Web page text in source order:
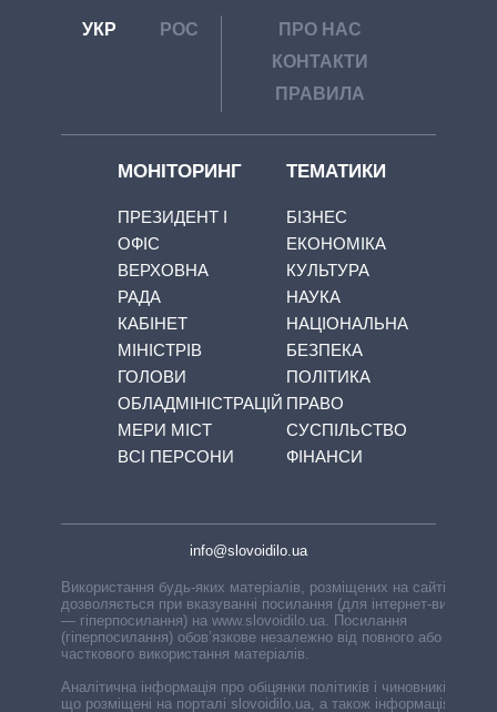
УКР РОС
ПРО НАС
КОНТАКТИ
ПРАВИЛА
МОНІТОРИНГ
ПРЕЗИДЕНТ І
ОФІС
ВЕРХОВНА
РАДА
КАБІНЕТ
МІНІСТРІВ
ГОЛОВИ
ОБЛАДМІНІСТРАЦІЙ
МЕРИ МІСТ
ВСІ ПЕРСОНИ
ТЕМАТИКИ
БІЗНЕС
ЕКОНОМІКА
КУЛЬТУРА
НАУКА
НАЦІОНАЛЬНА
БЕЗПЕКА
ПОЛІТИКА
ПРАВО
СУСПІЛЬСТВО
ФІНАНСИ
info@slovoidilo.ua
Використання будь-яких матеріалів, розміщених на сайті,
дозволяється при вказуванні посилання (для інтернет-видань
— гіперпосилання) на www.slovoidilo.ua. Посилання
(гіперпосилання) обов’язкове незалежно від повного або
часткового використання матеріалів.
Аналітична інформація про обіцянки політиків і чиновників,
що розміщені на порталі slovoidilo.ua, а також інформація про